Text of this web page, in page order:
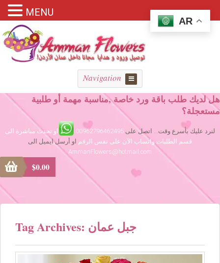
Navigation
هل لديك طلب باقة ورد خاصة ,مناسبة مهمة أو طلبية
مستعجلة؟
لنرد عليك بأسرع وقت... اتصل على 00962796462495
او تحدث مباشرة الى
قسم الطلبات واتساب الآن على نفس الرقم او أرسل ايميل الى
AmmanFlowers@hotmail.com
$0.00
Tag Archives: جبل عمان
AR
MENU